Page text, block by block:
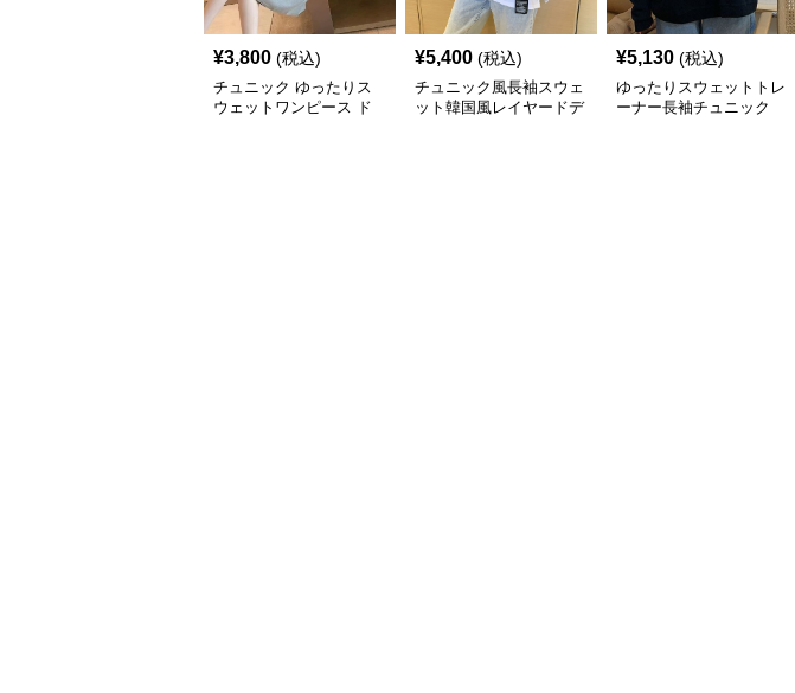
¥3,800 (税込)
チュニック ゆったりス
ウェットワンピース ド
¥5,400 (税込)
チュニック風長袖スウェ
ット韓国風レイヤードデ
¥5,130 (税込)
ゆったりスウェットトレ
ーナー長袖チュニック